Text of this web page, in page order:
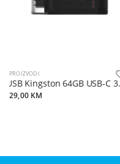
PROIZVODI
USB Kingston 64GB USB-C
29,00 KM